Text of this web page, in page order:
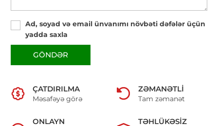
Ad, soyad və email ünvanımı növbəti dəfələr üçün
yadda saxla
GÖNDƏR
ÇATDIRILMA
Məsafəyə görə
ZƏMANƏTLI
Tam zəmanət
ONLAYN
TƏHLÜKƏSIZ